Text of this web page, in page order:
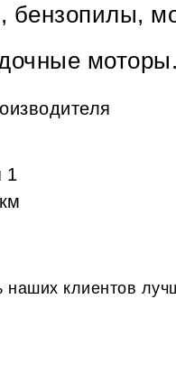
бензопилы,
моторы.
1
клиентов